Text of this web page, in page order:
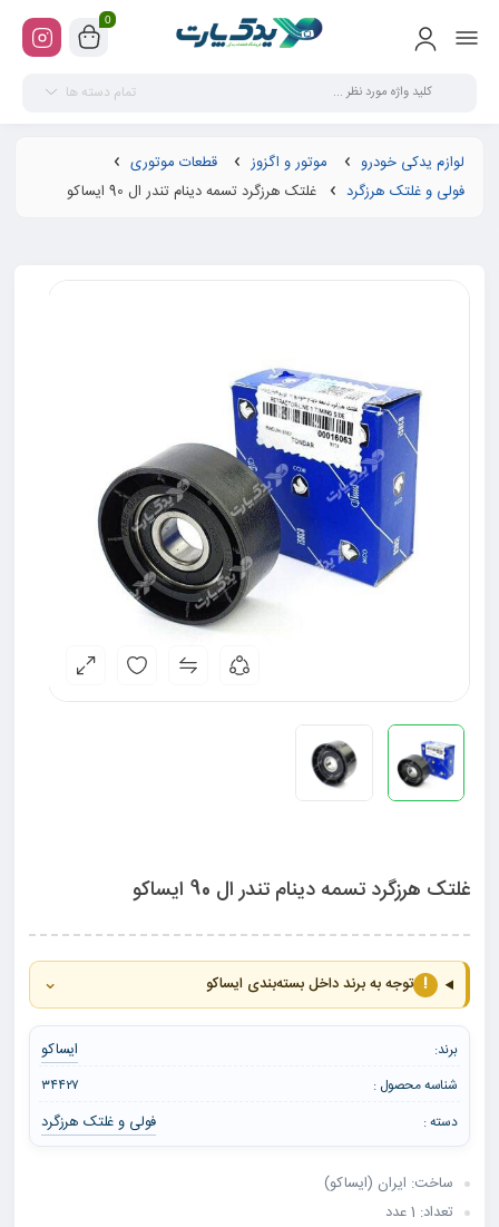
0
تمام دسته ها
لوازم یدکی خودرو موتور و اگزوز
قطعات موتوری
فولی و غلتک هرزگرد
غلتک هرزگرد تسمه دینام تندر ال 90 ایساکو
غلتک هرزگرد تسمه دینام تندر ال 90 ایساکو
! توجه به برند داخل بسته‌بندی ایساکو ⌄
برند: ایساکو
شناسه محصول :
۳۴۴۲۷
دسته :
فولی و غلتک هرزگرد
ساخت: ایران (ایساکو)
تعداد: 1 عدد